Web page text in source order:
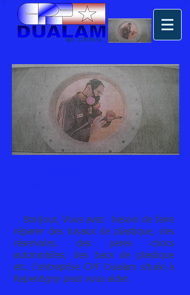
NEQ: 2270726716
Bonjour, Vous avez besoin de faire
réparer des tuyaux de plastique, des
réservoirs, des pares chocs
automobiles, des bacs de plastique
etc. L’entreprise CPF Dualam située à
Repentigny peut vous aider.